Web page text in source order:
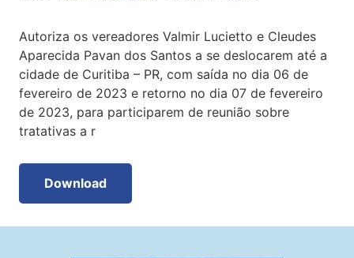
Autoriza os vereadores Valmir Lucietto e Cleudes
Aparecida Pavan dos Santos a se deslocarem até a
cidade de Curitiba – PR, com saída no dia 06 de
fevereiro de 2023 e retorno no dia 07 de fevereiro
de 2023, para participarem de reunião sobre
tratativas a r
Download